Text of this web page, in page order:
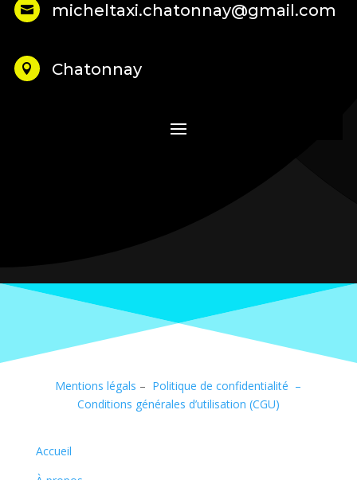
 micheltaxi.chatonnay@gmail.com
 Chatonnay
Mentions légals – Politique de confidentialité –
Conditions générales d’utilisation (CGU)
Accueil